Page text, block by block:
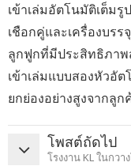
เข้าเล่มอัตโนมัติเต็ม
เชือกคู่และเครื่องบร
ลูกฟูกที่มีประสิทธิภาพ
เข้าเล่มแบบสองหัวอั
ยกย่องอย่างสูงจากลู
โพสต์ถัดไป
โรงงาน KL ในกวา